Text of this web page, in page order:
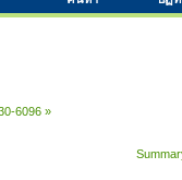
6096 »